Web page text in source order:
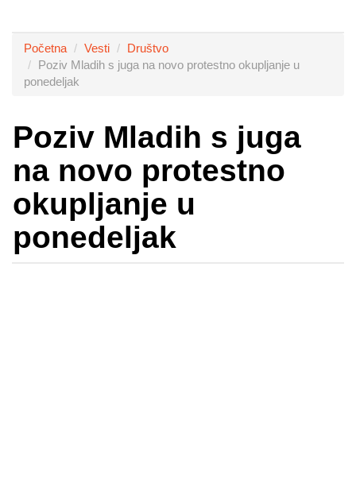
Početna Vesti
Društvo
Poziv Mladih s juga na novo protestno okupljanje u
ponedeljak
Poziv Mladih s juga
na novo protestno
okupljanje u
ponedeljak